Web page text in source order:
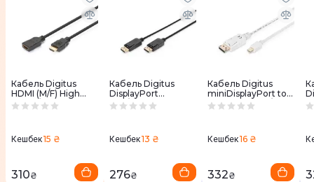
Кабель Digitus
HDMI (M/F) High
speed/Ethernet 3м
Кешбек15 ₴
310₴
Кабель Digitus
DisplayPort
(AM/AM) 2м чорний
Кешбек13 ₴
276₴
Кабель Digitus
miniDisplayPort to
DisplayPort (M/M)
Кешбек16 ₴
332₴